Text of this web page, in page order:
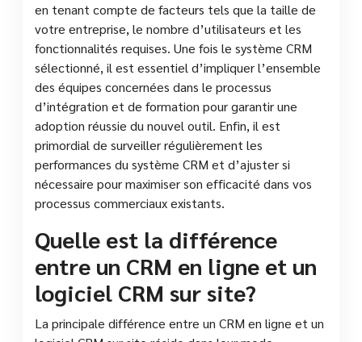
en tenant compte de facteurs tels que la taille de
votre entreprise, le nombre d’utilisateurs et les
fonctionnalités requises. Une fois le système CRM
sélectionné, il est essentiel d’impliquer l’ensemble
des équipes concernées dans le processus
d’intégration et de formation pour garantir une
adoption réussie du nouvel outil. Enfin, il est
primordial de surveiller régulièrement les
performances du système CRM et d’ajuster si
nécessaire pour maximiser son efficacité dans vos
processus commerciaux existants.
Quelle est la différence
entre un CRM en ligne et un
logiciel CRM sur site?
La principale différence entre un CRM en ligne et un